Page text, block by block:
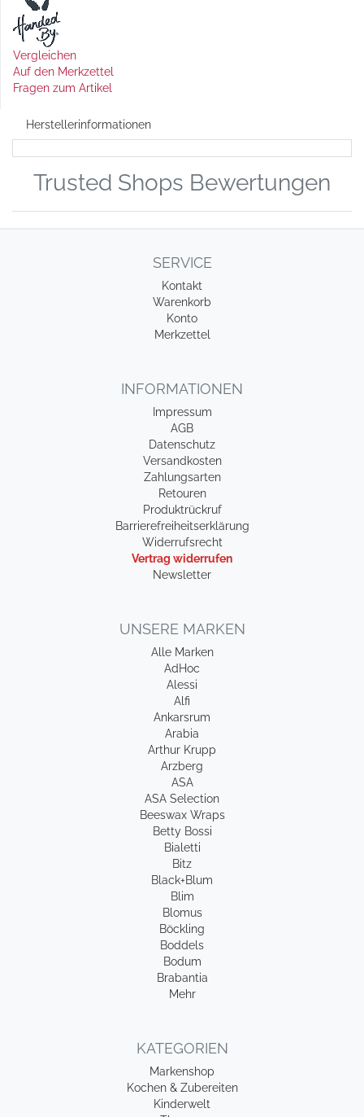
Vergleichen
Auf den Merkzettel
Fragen zum Artikel
Herstellerinformationen
Trusted Shops Bewertungen
SERVICE
Kontakt
Warenkorb
Konto
Merkzettel
INFORMATIONEN
Impressum
AGB
Datenschutz
Versandkosten
Zahlungsarten
Retouren
Produktrückruf
Barrierefreiheitserklärung
Widerrufsrecht
Vertrag widerrufen
Newsletter
UNSERE MARKEN
Alle Marken
AdHoc
Alessi
Alfi
Ankarsrum
Arabia
Arthur Krupp
Arzberg
ASA
ASA Selection
Beeswax Wraps
Betty Bossi
Bialetti
Bitz
Black+Blum
Blim
Blomus
Böckling
Boddels
Bodum
Brabantia
Mehr
KATEGORIEN
Markenshop
Kochen & Zubereiten
Kinderwelt